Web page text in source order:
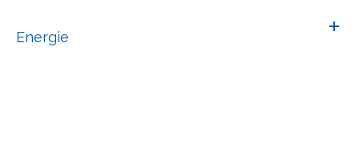
Energie